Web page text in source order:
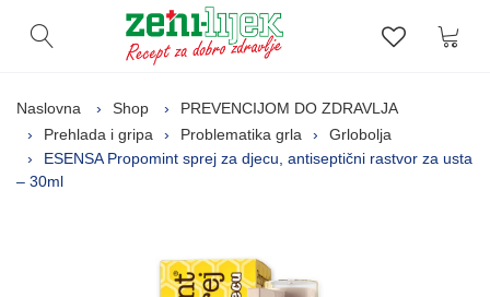
Otvori pretragu Lista
Naslovna Shop
PREVENCIJOM DO ZDRAVLJA
Prehlada i gripa
Problematika grla
Grlobolja
ESENSA Propomint sprej za djecu, antiseptični rastvor za usta
– 30ml